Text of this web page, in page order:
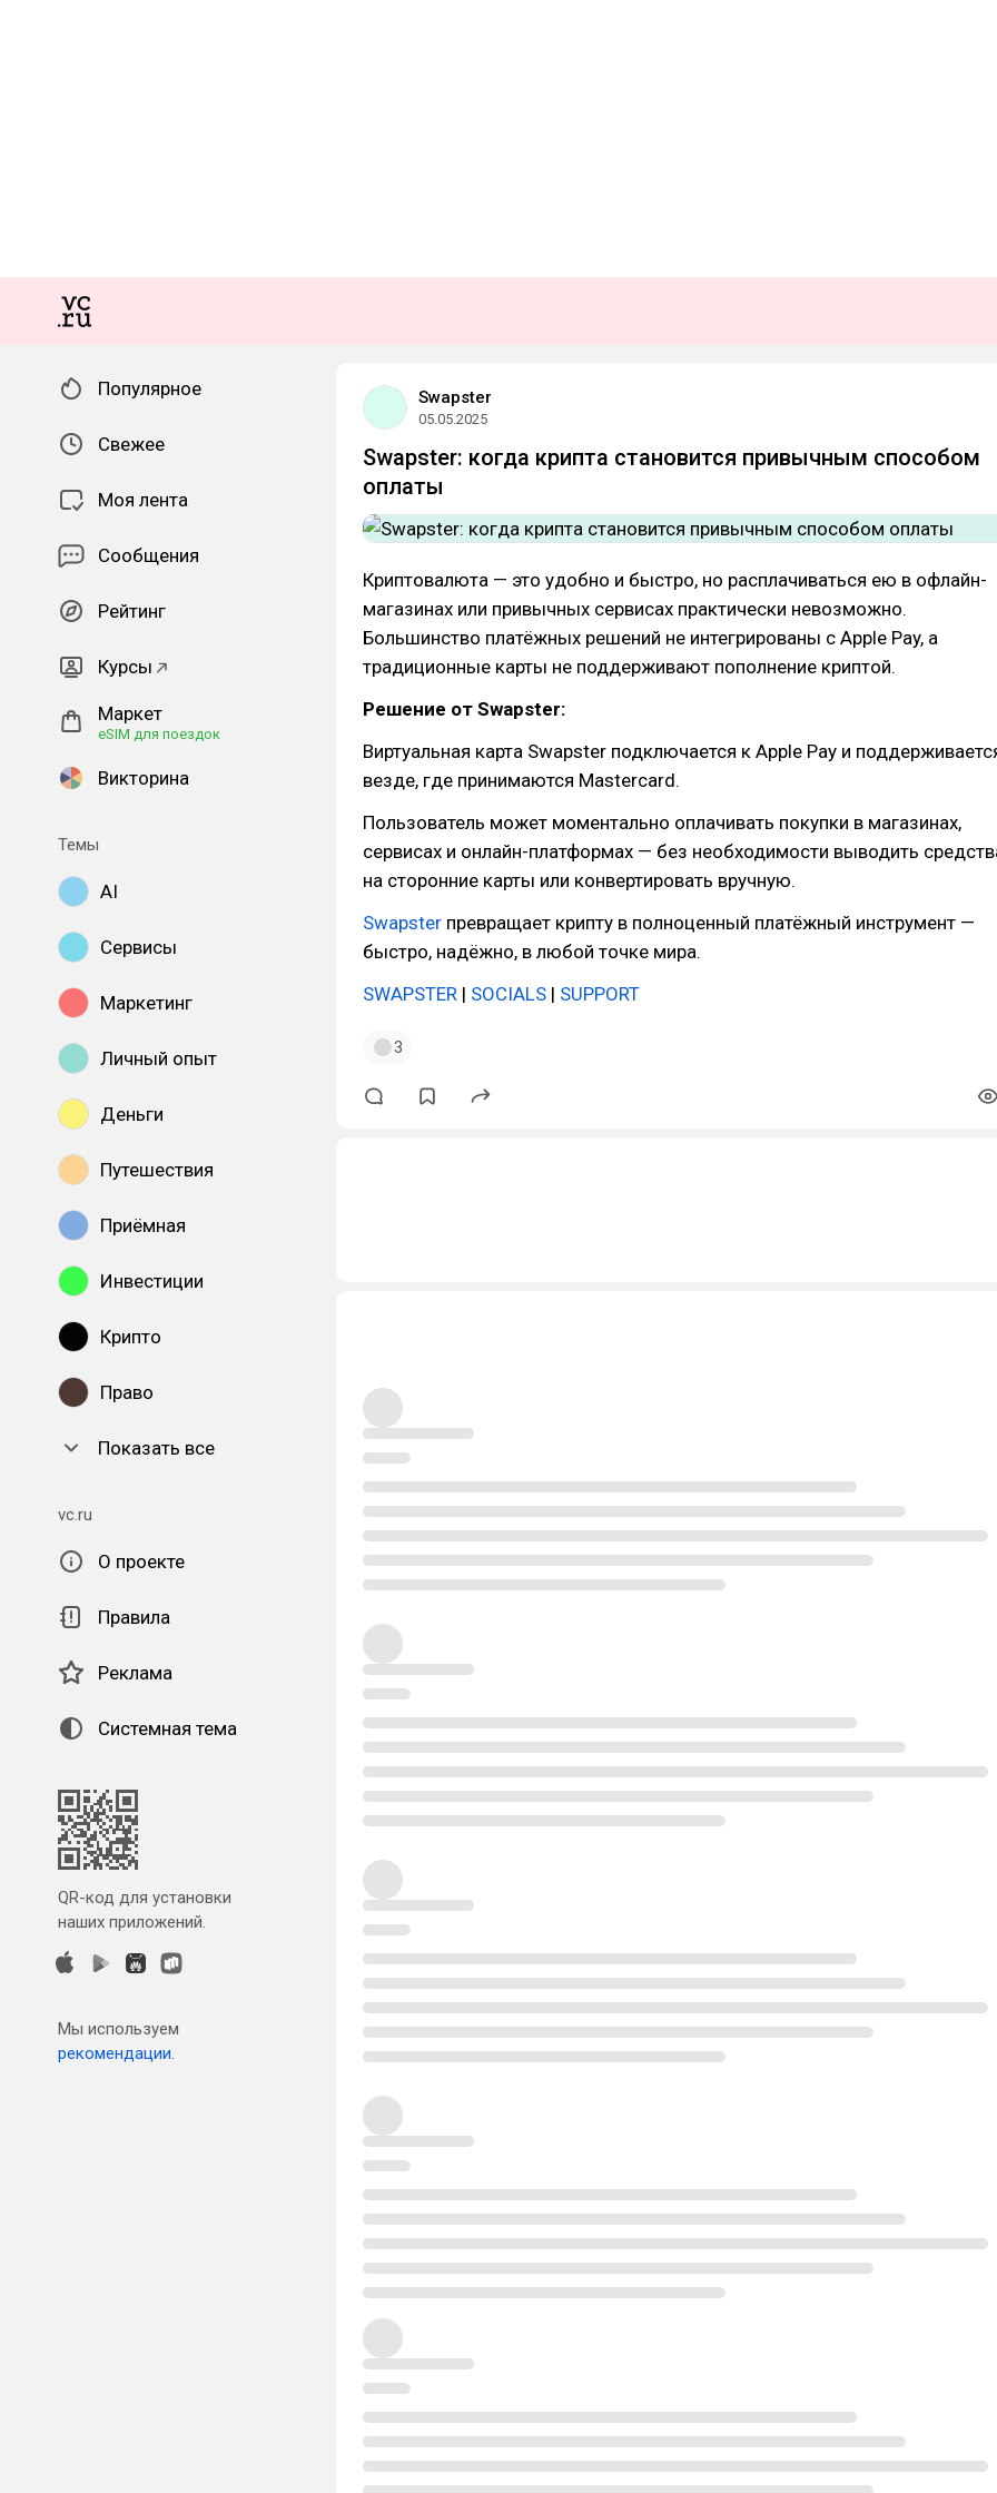
Популярное
Свежее
Моя лента
Сообщения
Рейтинг
Курсы
Маркет
eSIM для поездок
Викторина
Темы
AI
Сервисы
Маркетинг
Личный опыт
Деньги
Путешествия
Приёмная
Инвестиции
Крипто
Право
Показать все
vc.ru
О проекте
Правила
Реклама
Системная тема
QR-код для установки
наших приложений.
Мы используем
рекомендации.
Swapster
05.05.2025
Swapster: когда крипта становится привычным способом
оплаты
Криптовалюта — это удобно и быстро, но расплачиваться ею в офлайн-
магазинах или привычных сервисах практически невозможно.
Большинство платёжных решений не интегрированы с Apple Pay, а
традиционные карты не поддерживают пополнение криптой.
Решение от Swapster:
Виртуальная карта Swapster подключается к Apple Pay и
везде, где принимаются Mastercard.
Пользователь может моментально оплачивать покупки в магазинах,
сервисах и онлайн-платформах — без необходимости выводить
на сторонние карты или конвертировать вручную.
Swapster превращает крипту в полноценный платёжный инструмент —
быстро, надёжно, в любой точке мира.
SWAPSTER | SOCIALS | SUPPORT
3